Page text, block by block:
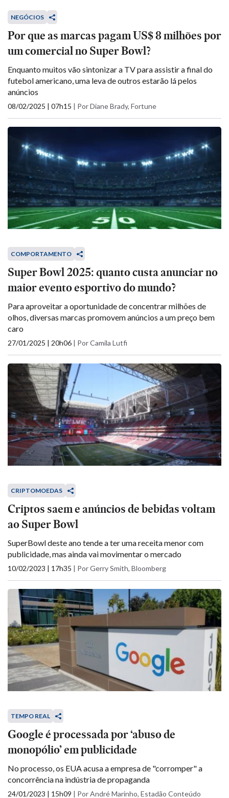
NEGÓCIOS
Por que as marcas pagam US$ 8 milhões por
um comercial no Super Bowl?
Enquanto muitos vão sintonizar a TV para assistir a final do
futebol americano, uma leva de outros estarão lá pelos
anúncios
08/02/2025 | 07h15 | Por Diane Brady, Fortune
COMPORTAMENTO
Super Bowl 2025: quanto custa anunciar no
maior evento esportivo do mundo?
Para aproveitar a oportunidade de concentrar milhões de
olhos, diversas marcas promovem anúncios a um preço bem
caro
27/01/2025 | 20h06 | Por Camila Lutfi
CRIPTOMOEDAS
Criptos saem e anúncios de bebidas voltam
ao Super Bowl
SuperBowl deste ano tende a ter uma receita menor com
publicidade, mas ainda vai movimentar o mercado
10/02/2023 | 17h35 | Por Gerry Smith, Bloomberg
TEMPO REAL
Google é processada por ‘abuso de
monopólio’ em publicidade
No processo, os EUA acusa a empresa de "corromper" a
concorrência na indústria de propaganda
24/01/2023 | 15h09 | Por André Marinho, Estadão Conteúdo